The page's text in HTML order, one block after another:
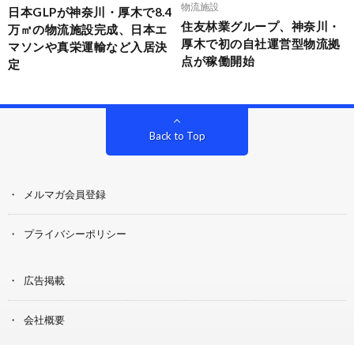
日本GLPが神奈川・厚木で8.4
万㎡の物流施設完成、日本エ
マソンや真栄運輸など入居決
定
物流施設
住友林業グループ、神奈川・
厚木で初の自社運営型物流拠
点が稼働開始
Back to Top
メルマガ会員登録
プライバシーポリシー
広告掲載
会社概要